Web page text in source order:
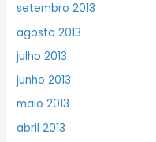
setembro 2013
agosto 2013
julho 2013
junho 2013
maio 2013
abril 2013